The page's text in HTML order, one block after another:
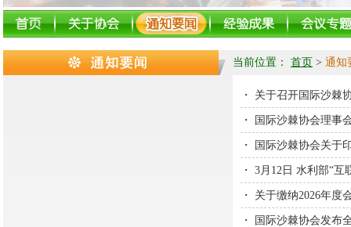
当前位置： 首页 > 通知
・ 关于召开国际沙棘
・ 国际沙棘协会理事
・ 国际沙棘协会关于
・ 3月12日 水利部“互
・ 关于缴纳2026年度
・ 国际沙棘协会发布